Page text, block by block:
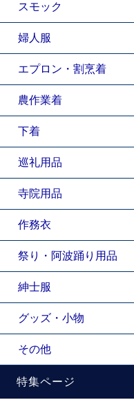
スモック
婦人服
エプロン・割烹着
農作業着
下着
巡礼用品
寺院用品
作務衣
祭り・阿波踊り用品
紳士服
グッズ・小物
その他
特集ページ